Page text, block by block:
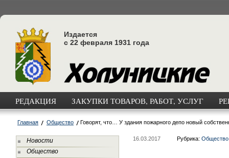
Издается
с 22 февраля 1931 года
РЕДАКЦИЯ ЗАКУПКИ ТОВАРОВ, РАБОТ, УСЛУГ
Главная Общество Говорят, что… У здания пожарного депо новый
Новости
Общество
16.03.2017 Рубрика: Общество